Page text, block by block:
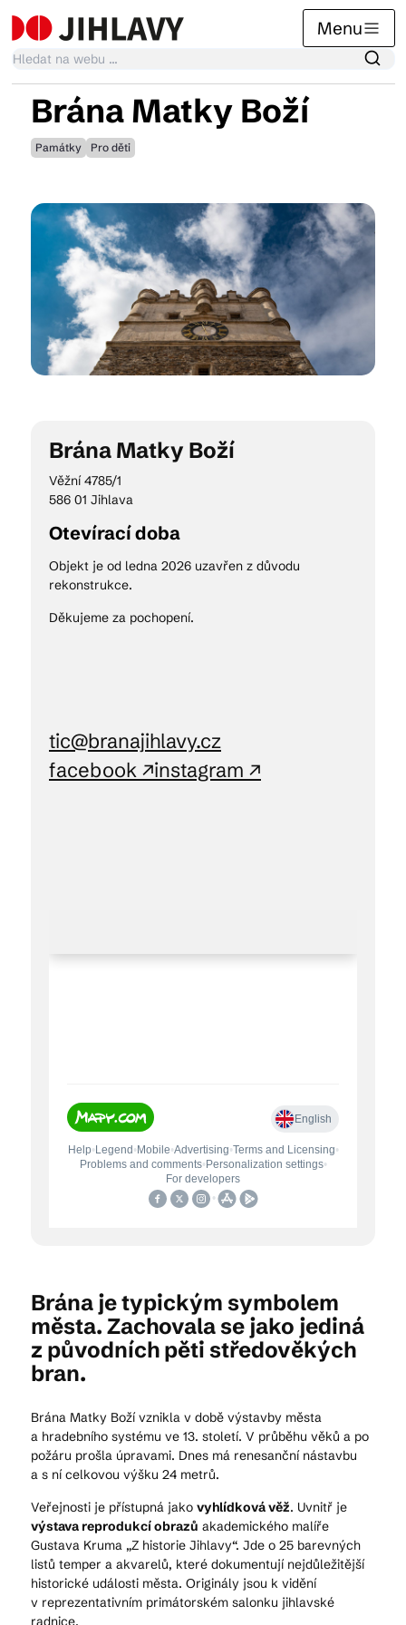
Menu
Kalendář akcí
Články
Suvenýry
CS
Brána Matky Boží
Památky Pro děti
Brána Matky Boží
Věžní 4785/1
586 01 Jihlava
‍Otevírací doba
Objekt je od ledna 2026 uzavřen z důvodu
rekonstrukce.
Děkujeme za pochopení.
tic@branajihlavy.cz
facebook ↗instagram ↗
Brána je typickým symbolem
města. Zachovala se jako jediná
z původních pěti středověkých
bran.
Brána Matky Boží vznikla v době výstavby města
a hradebního systému ve 13. století. V průběhu věků a po
požáru prošla úpravami. Dnes má renesanční nástavbu
a s ní celkovou výšku 24 metrů.
Veřejnosti je přístupná jako vyhlídková věž. Uvnitř je
výstava reprodukcí obrazů akademického malíře
Gustava Kruma „Z historie Jihlavy“. Jde o 25 barevných
listů temper a akvarelů, které dokumentují nejdůležitější
historické události města. Originály jsou k vidění
v reprezentativním primátorském salonku jihlavské
radnice.